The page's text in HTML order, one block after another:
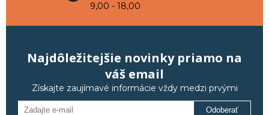
9,00 - 18,00
Najdôležitejšie novinky priamo na
váš email
Získajte zaujímavé informácie vždy medzi prvými
Odoberať